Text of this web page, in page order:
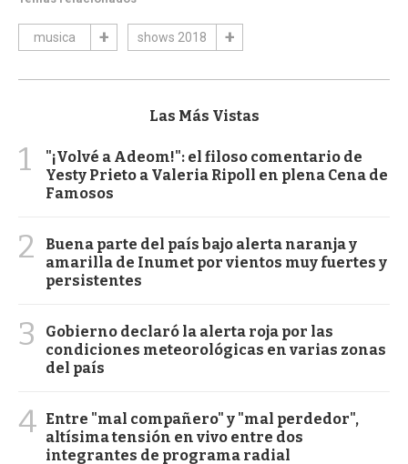
musica shows 2018
Las Más Vistas
1
"¡Volvé a Adeom!": el filoso comentario de
Yesty Prieto a Valeria Ripoll en plena Cena de
Famosos
2
Buena parte del país bajo alerta naranja y
amarilla de Inumet por vientos muy fuertes y
persistentes
3
Gobierno declaró la alerta roja por las
condiciones meteorológicas en varias zonas
del país
4 Entre "mal compañero" y "mal perdedor",
altísima tensión en vivo entre dos
integrantes de programa radial